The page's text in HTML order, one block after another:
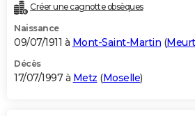
Créer une cagnotte obsèques
Naissance
09/07/1911 à Mont-Saint-Martin (
Décès
17/07/1997 à Metz (Moselle)